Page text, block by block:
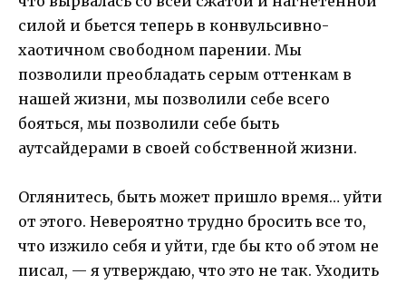
силой и бьется теперь в конвульсивно-
хаотичном свободном парении. Мы
позволили преобладать серым оттенкам в
нашей жизни, мы позволили себе всего
бояться, мы позволили себе быть
аутсайдерами в своей собственной жизни.
Оглянитесь, быть может пришло время… уйти
от этого. Невероятно трудно бросить все то,
что изжило себя и уйти, где бы кто об этом не
писал, — я утверждаю, что это не так. Уходить